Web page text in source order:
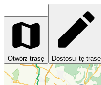
Otwórz trasę Dostosuj tę trasę